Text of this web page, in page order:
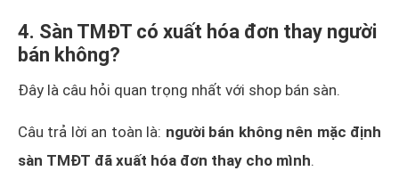
4. Sàn TMĐT có xuất hóa đơn thay người
bán không?
Đây là câu hỏi quan trọng nhất với shop bán sàn.
Câu trả lời an toàn là: người bán không nên mặc định
sàn TMĐT đã xuất hóa đơn thay cho mình.